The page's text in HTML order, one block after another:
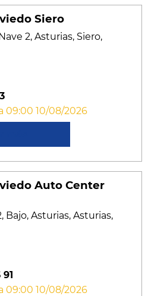
Siero
2, Asturias, Siero,
09:00 10/08/2026
Auto Center
Bajo, Asturias, Asturias,
09:00 10/08/2026